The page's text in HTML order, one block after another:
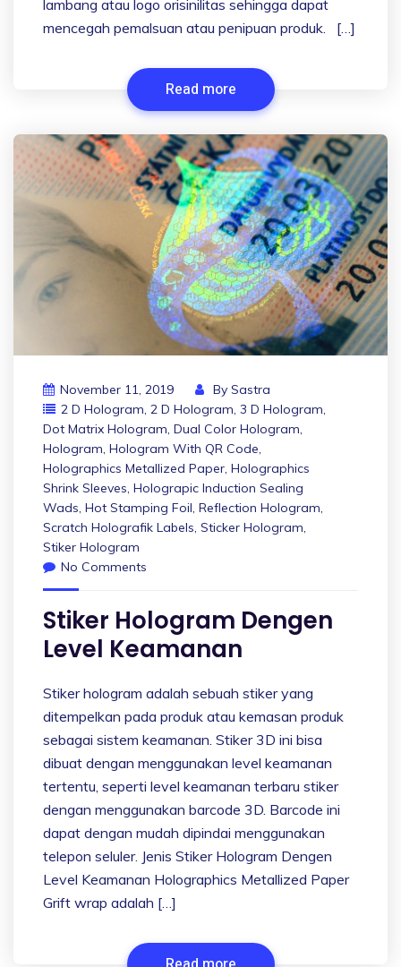
lambang atau logo orisinilitas sehingga dapat
mencegah pemalsuan atau penipuan produk. […]
Read more
November 11, 2019 By Sastra
2 D Hologram, 2 D Hologram, 3 D Hologram,
Dot Matrix Hologram, Dual Color Hologram,
Hologram, Hologram With QR Code,
Holographics Metallized Paper, Holographics
Shrink Sleeves, Holograpic Induction Sealing
Wads, Hot Stamping Foil, Reflection Hologram,
Scratch Holografik Labels, Sticker Hologram,
Stiker Hologram
No Comments
Stiker Hologram Dengen
Level Keamanan
Stiker hologram adalah sebuah stiker yang
ditempelkan pada produk atau kemasan produk
sebagai sistem keamanan. Stiker 3D ini bisa
dibuat dengan menggunakan level keamanan
tertentu, seperti level keamanan terbaru stiker
dengan menggunakan barcode 3D. Barcode ini
dapat dengan mudah dipindai menggunakan
telepon seluler. Jenis Stiker Hologram Dengen
Level Keamanan Holographics Metallized Paper
Grift wrap adalah […]